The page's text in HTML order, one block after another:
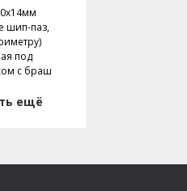
шип-паз,
под
с браш
ещё